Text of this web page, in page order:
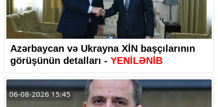
Azərbaycan və Ukrayna XİN başçılarının
görüşünün detalları - YENİLƏNİB
06-08-2026 15:45